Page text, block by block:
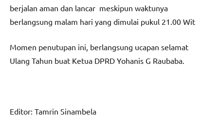
berjalan aman dan lancar meskipun waktunya
berlangsung malam hari yang dimulai pukul 21.00 Wit
Momen penutupan ini, berlangsung ucapan selamat
Ulang Tahun buat Ketua DPRD Yohanis G Raubaba.
Editor: Tamrin Sinambela